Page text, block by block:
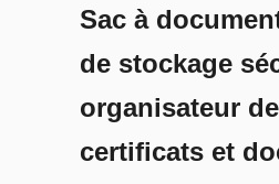
Sac à
de stockage
organisateur
certificats et